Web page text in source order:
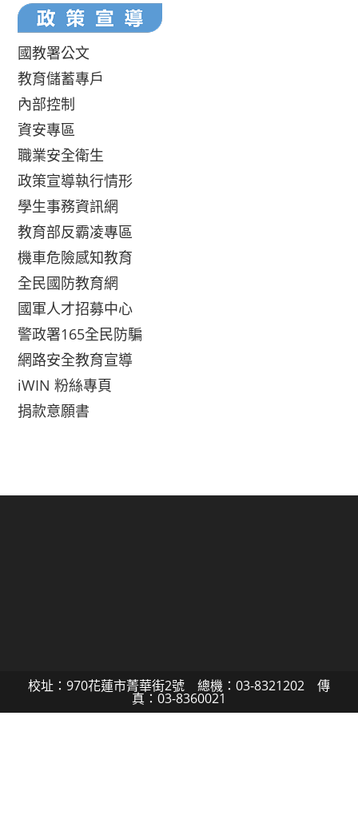
國教署公文
教育儲蓄專戶
內部控制
資安專區
職業安全衛生
政策宣導執行情形
學生事務資訊網
教育部反霸凌專區
機車危險感知教育
全民國防教育網
國軍人才招募中心
警政署165全民防騙
網路安全教育宣導
iWIN 粉絲專頁
捐款意願書
校址：970花蓮市菁華街2號 總機：03-8321202 傳
真：03-8360021